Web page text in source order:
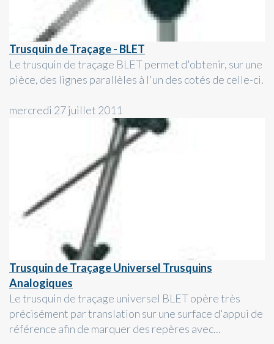
Trusquin de Traçage - BLET
Le trusquin de traçage BLET permet d'obtenir, sur une
pièce, des lignes parallèles à l'un des cotés de celle-ci.
mercredi 27 juillet 2011
Trusquin de Traçage Universel Trusquins
Analogiques
Le trusquin de traçage universel BLET opère très
précisément par translation sur une surface d'appui de
référence afin de marquer des repères avec...